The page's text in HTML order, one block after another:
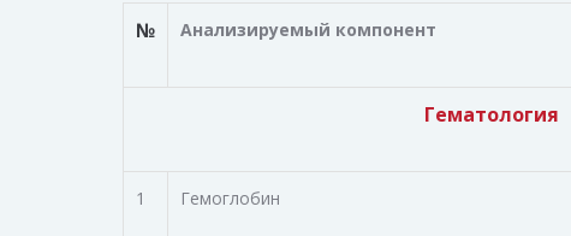
№ Анализируемый компонент
Гематология
1 Гемоглобин